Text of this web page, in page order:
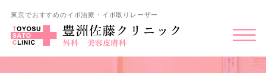
東京でおすすめのイボ治療・イボ取りレーザー